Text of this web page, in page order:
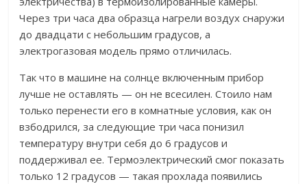
Через три часа два образца нагрели воздух снаружи
до двадцати с небольшим градусов, а
электрогазовая модель прямо отличилась.
Так что в машине на солнце включенным прибор
лучше не оставлять — он не всесилен. Стоило нам
только перенести его в комнатные условия, как он
взбодрился, за следующие три часа понизил
температуру внутри себя до 6 градусов и
поддерживал ее. Термоэлектрический смог показать
только 12 градусов — такая прохлада появились